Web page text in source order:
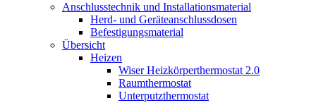
Anschlusstechnik und Installationsmaterial
Herd- und Geräteanschlussdosen
Befestigungsmaterial
Übersicht
Heizen
Wiser Heizkörperthermostat 2.0
Raumthermostat
Unterputzthermostat